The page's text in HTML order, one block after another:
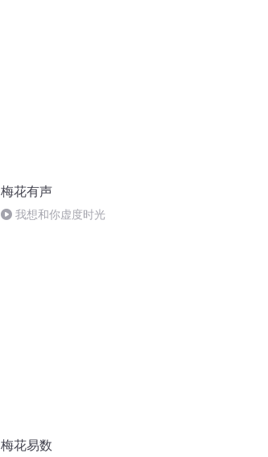
梅花有声
我想和你虚度时光
梅花易数